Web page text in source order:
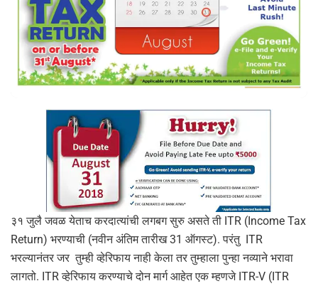
३१ जुलै जवळ येताच करदात्यांची लगबग सुरु असते ती ITR (Income Tax
Return) भरण्याची (नवीन अंतिम तारीख 31 ऑगस्ट). परंतु ITR
भरल्यानंतर जर तुम्ही व्हेरिफाय नाही केला तर तुम्हाला पुन्हा नव्याने भरावा
लागतो. ITR व्हेरिफाय करण्याचे दोन मार्ग आहेत एक म्हणजे ITR-V (ITR